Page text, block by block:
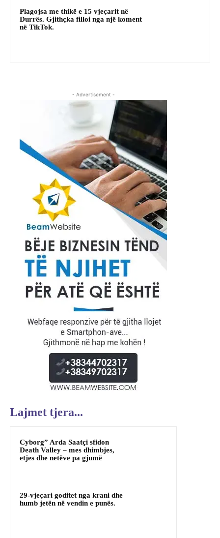
Plagojsa me thikë e 15 vjeçarit në
Durrës. Gjithçka filloi nga një koment
në TikTok.
- Advertisement -
Lajmet tjera...
Cyborg” Arda Saatçi sfidon
Death Valley – mes dhimbjes,
etjes dhe netëve pa gjumë
29-vjeçari goditet nga krani dhe
humb jetën në vendin e punës.